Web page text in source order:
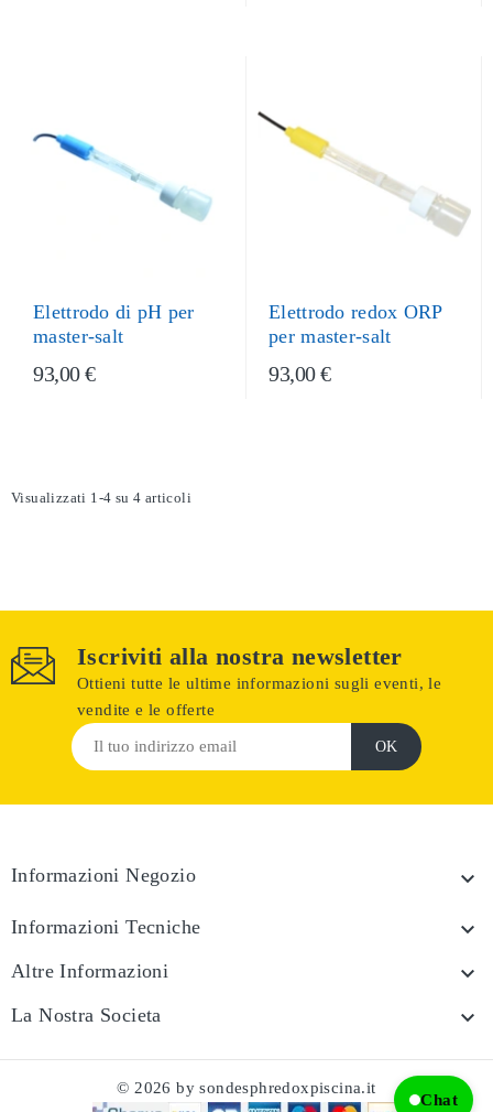
Elettrodo di pH per
master-salt
93,00 €
Elettrodo redox ORP
per master-salt
93,00 €
Visualizzati 1-4 su 4 articoli
Iscriviti alla nostra newsletter
Ottieni tutte le ultime informazioni sugli eventi, le
vendite e le offerte
Informazioni Negozio 
Informazioni Tecniche 
Altre Informazioni 
La Nostra Societa 
© 2026 by sondesphredoxpiscina.it
Chat